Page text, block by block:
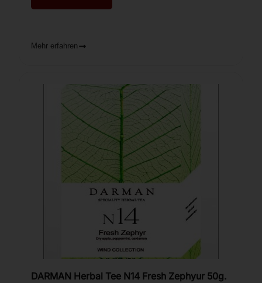
Mehr erfahren
DARMAN Herbal Tee N14 Fresh Zephyur 50g.